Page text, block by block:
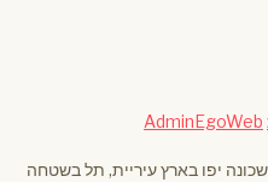
AdminEgoWeb
יפו בארץ עיריית, תל בשטחה